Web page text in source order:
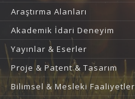
Araştırma Alanları
Akademik İdari Deneyim
Yayınlar & Eserler
Proje & Patent & Tasarım
Bilimsel & Mesleki Faaliyetler